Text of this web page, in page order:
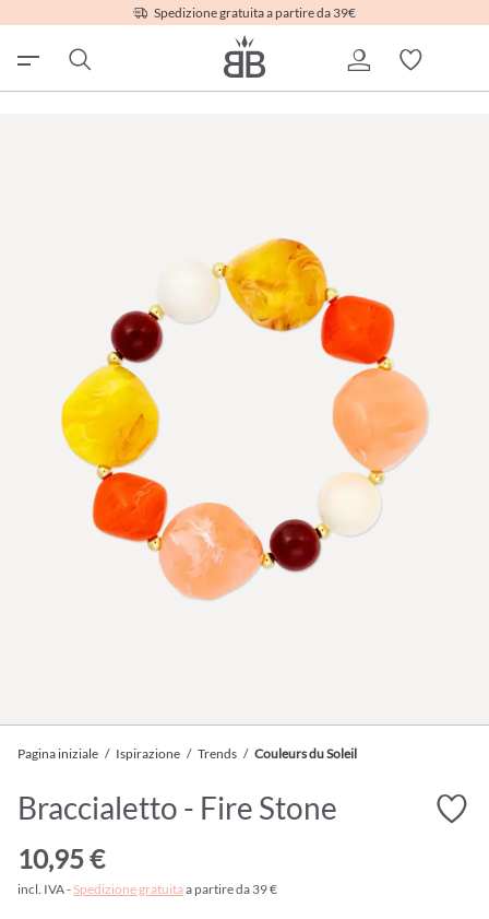
Spedizione gratuita a partire da 39€
Pagina iniziale / Ispirazione / Trends / Couleurs du Soleil
Braccialetto - Fire Stone
10,95 €
incl. IVA - Spedizione gratuitaa partire da 39 €